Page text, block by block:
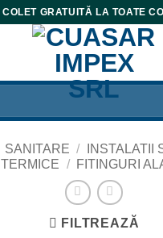
GRATUITĂ LA TOATE
SANITARE /
INSTALATII
TERMICE / FITINGURI
FILTREAZĂ